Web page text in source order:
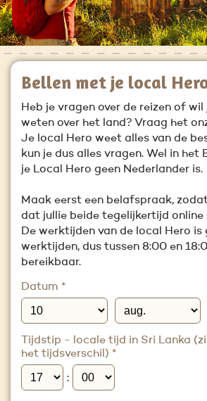
Bellen met je local
Heb je vragen over de reizen of
weten over het land? Vraag het
Je local Hero weet alles van de
kun je dus alles vragen. Wel in het
je Local Hero geen Nederlander is.
Maak eerst een belafspraak,
dat jullie beide tegelijkertijd online
De werktijden van de local Hero is
werktijden, dus tussen 8:00 en
bereikbaar.
Datum *
Tijdstip - locale tijd in Sri Lanka
het tijdsverschil) *
: